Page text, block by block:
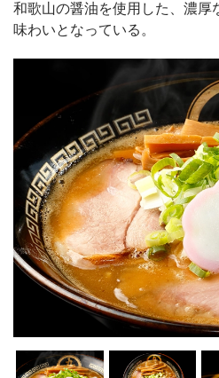
和歌山の醤油を使用した、濃厚
味わいとなっている。